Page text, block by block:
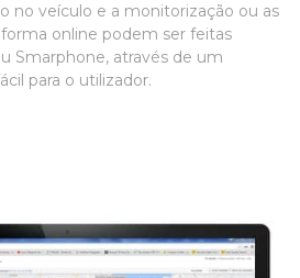
no veículo e a monitorização ou as
online podem ser feitas
Smarphone, através de um
para o utilizador.